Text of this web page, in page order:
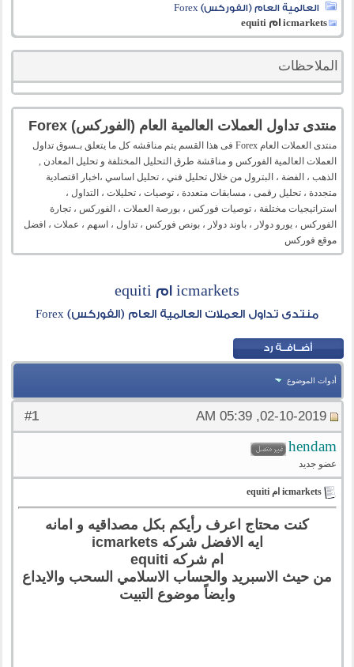
العالمية العام (الفوركس) Forex
icmarkets ام equiti
الملاحظات
منتدى تداول العملات العالمية العام (الفوركس) Forex
منتدى العملات العام Forex فى هذا القسم يتم مناقشه كل ما يتعلق بـسوق تداول
العملات العالمية الفوركس و مناقشة طرق التحليل المختلفة و تحليل المعادن ,
الذهب ، الفضة ، البترول من خلال تحليل فني ، تحليل اساسي ،اخبار اقتصادية
متجددة ، تحليل رقمى ، مسابقات متعددة ، توصيات ، تحليلات ، التداول ،
استراتيجيات مختلفة ، توصيات فوركس ، بورصة العملات ، الفوركس ، تجارة
الفوركس ، يورو دولار ، باوند دولار ، بونص فوركس ، تداول ، اسهم ، عملات ، افضل
موقع فوركس
icmarkets ام equiti
منتدى تداول العملات العالمية العام (الفوركس) Forex
أدوات الموضوع
#
1 02-10-2019, 05:39 AM
hendam
عضو جديد
icmarkets ام equiti
كنت محتاج اعرف رأيكم بكل مصداقيه و امانه
ايه الافضل شركه icmarkets
ام شركه equiti
من حيث الاسبريد والحساب الاسلامي السحب والايداع
وايضاً موضوع التبيت